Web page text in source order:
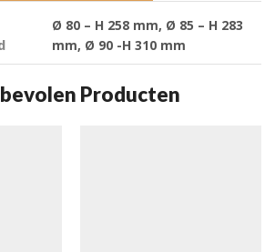
Ø 80 – H 258 mm, Ø 85 – H 283
mm, Ø 90 -H 310 mm
Producten